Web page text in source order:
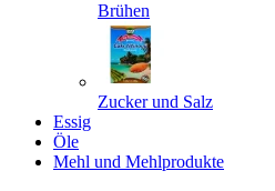
Brühen
Zucker und Salz
Essig
Öle
Mehl und Mehlprodukte